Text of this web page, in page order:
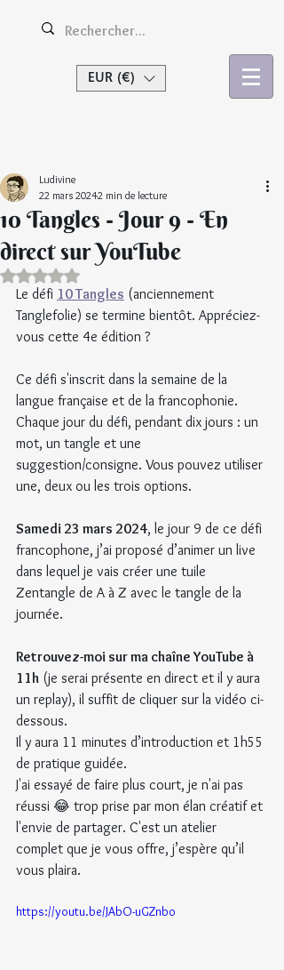
EUR (€)
10 Tangles - Jour 9 - En
direct sur YouTube
Ludivine
22 mars 20242 min de lecture
Noté NaN étoiles sur 5.
Le défi 10 Tangles (anciennement
Tanglefolie) se termine bientôt. Appréciez-
vous cette 4e édition ?
Ce défi s'inscrit dans la semaine de la
langue française et de la francophonie.
Chaque jour du défi, pendant dix jours : un
mot, un tangle et une
suggestion/consigne. Vous pouvez utiliser
une, deux ou les trois options.
Samedi 23 mars 2024, le jour 9 de ce défi
francophone, j’ai proposé d’animer un live
dans lequel je vais créer une tuile
Zentangle de A à Z avec le tangle de la
journée.
Retrouvez-moi sur ma chaîne YouTube à
11h (je serai présente en direct et il y aura
un replay), il suffit de cliquer sur la vidéo ci-
dessous.
Il y aura 11 minutes d’introduction et 1h55
de pratique guidée.
J'ai essayé de faire plus court, je n'ai pas
réussi 😂 trop prise par mon élan créatif et
l'envie de partager. C'est un atelier
complet que je vous offre, j’espère qu’il
vous plaira.
https://youtu.be/JAbO-uGZnbo